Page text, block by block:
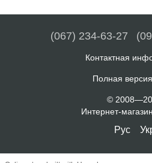
(067) 234-63-27
Контактная
Полная
©
Интернет-
Рус